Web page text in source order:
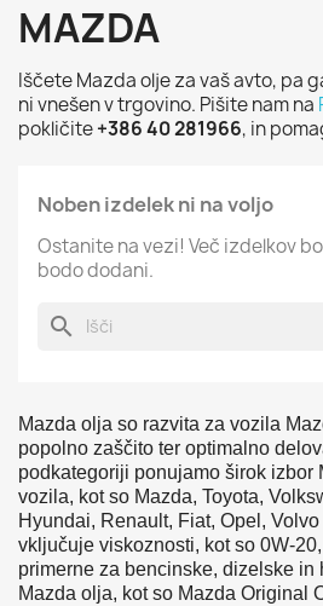
MAZDA
Iščete Mazda olje za vaš avto, pa
ni vnešen v trgovino. Pišite nam na
pokličite+386 40 281966, in
Noben izdelek ni na voljo
Ostanite na vezi! Več izdelkov
bodo dodani.
search
Mazda olja so razvita za vozila
popolno zaščito ter optimalno
podkategoriji ponujamo širok izbor
vozila, kot so Mazda, Toyota,
Hyundai, Renault, Fiat, Opel,
vključuje viskoznosti, kot so 0W-
primerne za bencinske, dizelske in
Mazda olja, kot so Mazda Original